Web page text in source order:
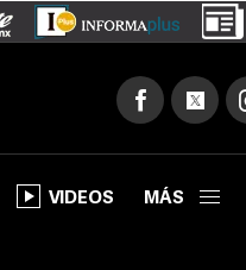
VIDEOS MÁS